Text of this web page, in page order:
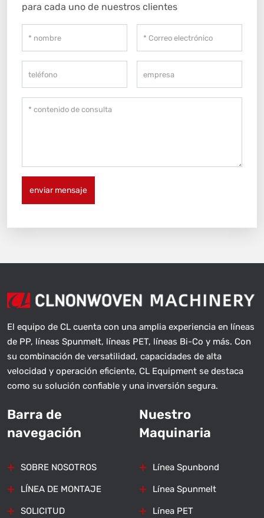
para cada uno de nuestros clientes
enviar mensaje
El equipo de CL cuenta con una amplia experiencia en líneas
de PP, líneas Spunmelt, líneas PET, líneas Bi-Co y más. Con
su combinación de versatilidad, capacidades de alta
velocidad y operación eficiente, CL Equipment se destaca
como su solución confiable y una inversión segura.
Barra de
navegación
SOBRE NOSOTROS
LÍNEA DE MONTAJE
SOLICITUD
Nuestro
Maquinaria
Línea Spunbond
Línea Spunmelt
Línea PET